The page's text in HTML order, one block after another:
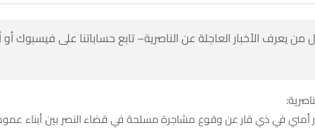
يعرف الأخبار العاجلة عن الناصرية– تابع حساباتنا على فيسبوك
في ذي قار عن وقوع مشاجرة مسلحة في قضاء النصر بين أبناء